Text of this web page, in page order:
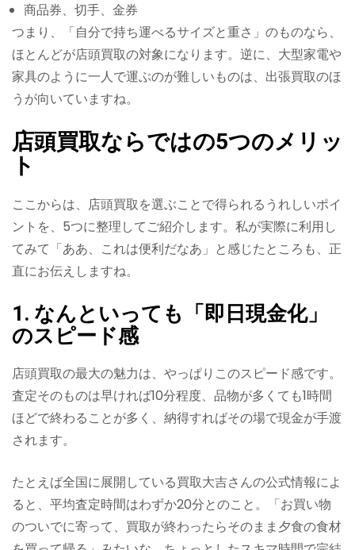
商品券、切手、金券
つまり、「自分で持ち運べるサイズと重さ」のものなら、
ほとんどが店頭買取の対象になります。逆に、大型家電や
家具のように一人で運ぶのが難しいものは、出張買取のほ
うが向いていますね。
店頭買取ならではの5つのメリッ
ト
ここからは、店頭買取を選ぶことで得られるうれしいポイ
ントを、5つに整理してご紹介します。私が実際に利用し
てみて「ああ、これは便利だなあ」と感じたところも、正
直にお伝えしますね。
1. なんといっても「即日現金化」
のスピード感
店頭買取の最大の魅力は、やっぱりこのスピード感です。
査定そのものは早ければ10分程度、品物が多くても1時間
ほどで終わることが多く、納得すればその場で現金が手渡
されます。
たとえば全国に展開している買取大吉さんの公式情報によ
ると、平均査定時間はわずか20分とのこと。「お買い物
のついでに寄って、買取が終わったらそのまま夕食の食材